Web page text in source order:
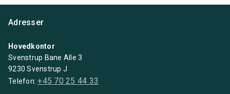
Adresser
Hovedkontor
Svenstrup Bane Alle 3
9230 Svenstrup J
Telefon:+45 70 25 44 33